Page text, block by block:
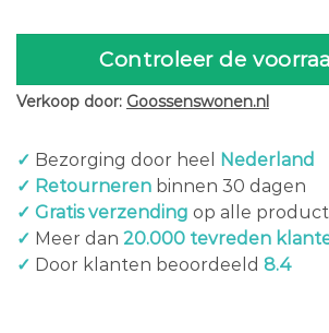
Controleer de
Verkoop door: Goossenswonen.nl
✓ Bezorging door heel
Nederland
✓ Retourneren binnen 30 dagen
✓ Gratis verzending op alle
✓ Meer dan 20.000 tevreden
✓ Door klanten beoordeeld 8.4